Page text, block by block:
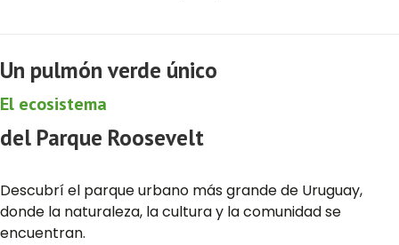
Un pulmón verde único
El ecosistema
del Parque Roosevelt
Descubrí el parque urbano más grande de Uruguay,
donde la naturaleza, la cultura y la comunidad se
encuentran.